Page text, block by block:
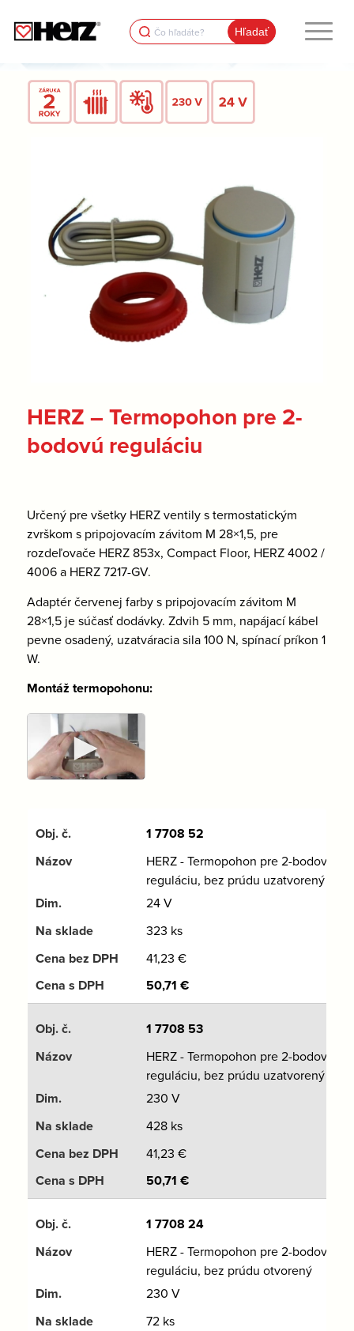
Search
for:
HERZ – Termopohon pre 2-
bodovú reguláciu
Určený pre všetky HERZ ventily s termostatickým
zvrškom s pripojovacím závitom M 28×1,5, pre
rozdeľovače HERZ 853x, Compact Floor, HERZ 4002 /
4006 a HERZ 7217-GV.
Adaptér červenej farby s pripojovacím závitom M
28×1,5 je súčasť dodávky. Zdvih 5 mm, napájací kábel
pevne osadený, uzatváracia sila 100 N, spínací príkon 1
W.
Montáž termopohonu:
►
1 7708 52
HERZ - Termopohon pre 2-bodovú
reguláciu, bez prúdu uzatvorený
24 V
323 ks
41,23 €
50,71 €
1 7708 53
HERZ - Termopohon pre 2-bodovú
reguláciu, bez prúdu uzatvorený
230 V
428 ks
41,23 €
50,71 €
1 7708 24
HERZ - Termopohon pre 2-bodovú
reguláciu, bez prúdu otvorený
230 V
72 ks